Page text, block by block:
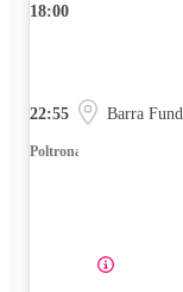
18:00
22:55 Barra
Poltrona